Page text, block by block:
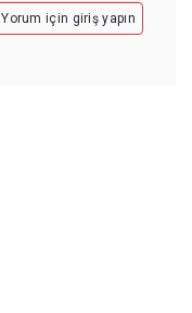
Yorum için giriş yapın